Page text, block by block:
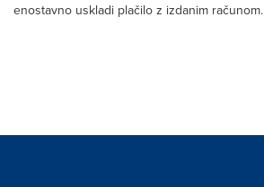
enostavno uskladi plačilo z izdanim računom.